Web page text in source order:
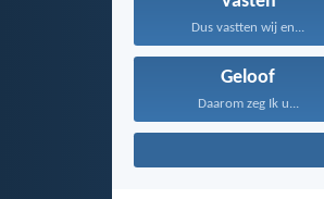
Dus vastten wij en...
Geloof
Daarom zeg Ik u...